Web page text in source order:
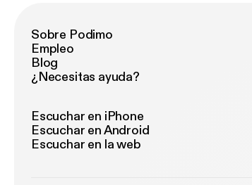
Sobre Podimo
Empleo
Blog
¿Necesitas ayuda?
Escuchar en iPhone
Escuchar en Android
Escuchar en la web